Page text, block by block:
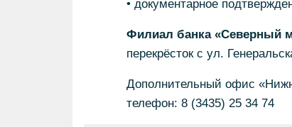
• документарное
Филиал банка «Северный
перекрёсток с ул.
Дополнительный офис
телефон: 8 (3435) 25 34 74